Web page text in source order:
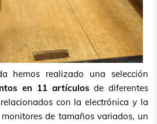
hemos realizado una selección
en 11 artículos de diferentes
con la electrónica y la
de tamaños variados, un